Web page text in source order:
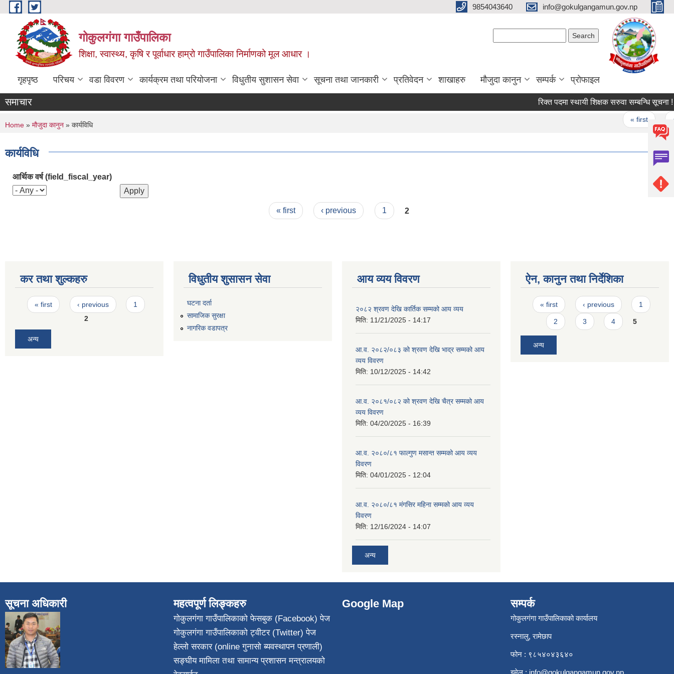
Skip to main content 9854043640 info@gokulgangamun.gov.np
गोकुलगंगा गाउँपालिका
शिक्षा, स्वास्थ्य, कृषि र पूर्वाधार हाम्रो गाउँपालिका निर्माणको मूल आधार ।
गृहपृष्ठ परिचय वडा विवरण कार्यक्रम तथा परियोजना विधुतीय सुशासन सेवा सूचना तथा जानकारी प्रतिवेदन शाखाहरु मौजुदा कानुन सम्पर्क प्रोफाइल
समाचार रिक्त पदमा स्थायी शिक्षक सरुवा सम्बन्धि सूचना !
« first
You are here
Home » मौजुदा कानुन » कार्यविधि
कार्यविधि
आर्थिक वर्ष (field_fiscal_year)
« first ‹ previous 1 2
कर तथा शुल्कहरु
Pages
« first ‹ previous
1
2
अन्य
विधुतीय शुसासन सेवा
घटना दर्ता
सामाजिक सुरक्षा
नागरिक वडापत्र
आय व्यय विवरण
२०८२ श्रवण देखि कार्तिक सम्मको आय व्यय
मिति: 11/21/2025 - 14:17
आ.व. २०८२/०८३ को श्रवण देखि भाद्र सम्मको आय
व्यय विवरण
मिति: 10/12/2025 - 14:42
आ.व. २०८१/०८२ को श्रवण देखि चैत्र सम्मको आय
व्यय विवरण
मिति: 04/20/2025 - 16:39
आ.व. २०८०/८१ फाल्गुण मसान्त सम्मको आय व्यय
विवरण
मिति: 04/01/2025 - 12:04
आ.व. २०८०/८१ मंगसिर महिना सम्मको आय व्यय
विवरण
मिति: 12/16/2024 - 14:07
अन्य
ऐन, कानुन तथा निर्देशिका
Pages
« first ‹ previous 1
2 3 4 5
अन्य
सूचना अधिकारी महत्वपूर्ण लिङ्कहरु
गोकुलगंगा गाउँपालिकाको फेसबुक (Facebook) पेज
गोकुलगंगा गाउँपालिकाको ट्वीटर (Twitter) पेज
हेल्लो सरकार (online गुनासो ब्यवस्थापन प्रणाली)
सङ्घीय मामिला तथा सामान्य प्रशासन मन्त्रालयको
Google Map सम्पर्क
गोकुलगंगा गाउँपालिकाको कार्यालय
रस्नालु, रामेछाप
फोन : ९८५४०४३६४०
इमेल : info@gokulgangamun.gov.np